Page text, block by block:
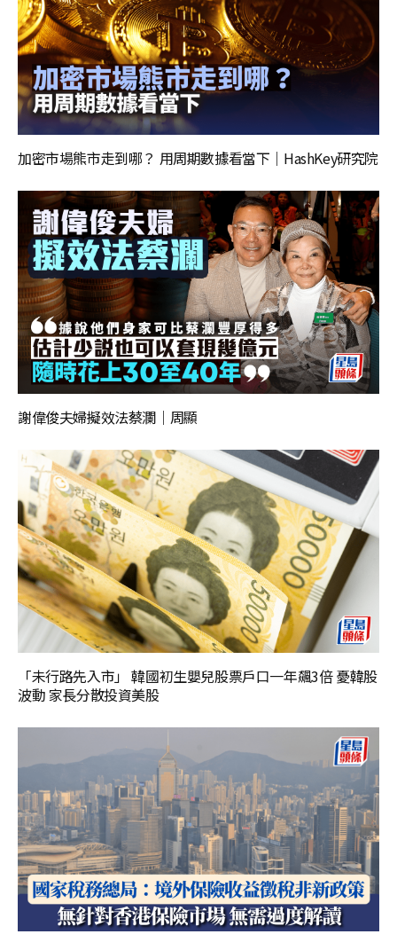
加密市場熊市走到哪？ 用周期數據看當下｜HashKey研究院
謝偉俊夫婦擬效法蔡瀾｜周顯
「未行路先入市」 韓國初生嬰兒股票戶口一年飆3倍 憂韓股
波動 家長分散投資美股